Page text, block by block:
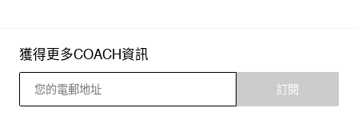
獲得更多COACH資訊
訂閱